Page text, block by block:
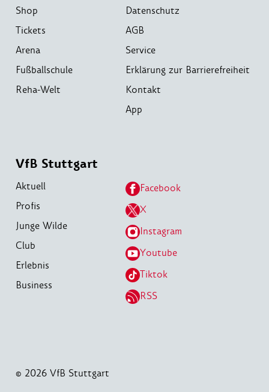
Shop
Tickets
Arena
Fußballschule
Reha-Welt
Datenschutz
AGB
Service
Erklärung zur Barrierefreiheit
Kontakt
App
VfB Stuttgart
Aktuell
Profis
Junge Wilde
Club
Erlebnis
Business
Facebook
X
Instagram
Youtube
Tiktok
RSS
© 2026 VfB Stuttgart